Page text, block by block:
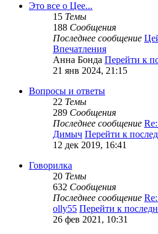
Это все о Цее...
15 Темы
188 Сообщения
Последнее сообщение
Впечатления
Анна Бонда Перейти к
21 янв 2024, 21:15
Вопросы и ответы
22 Темы
289 Сообщения
Последнее сообщение
Димыч Перейти к
12 дек 2019, 16:41
Говорилка
20 Темы
632 Сообщения
Последнее сообщение
olly55 Перейти к
26 фев 2021, 10:31